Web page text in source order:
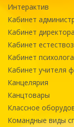
Интерактив
Кабинет
Кабинет директора
Кабинет
Кабинет психолога
Кабинет учителя
Канцелярия
Канцтовары
Классное
Командные виды